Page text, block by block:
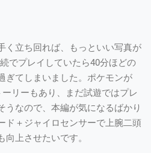
く立ち回れば、もっといい写真が
でプレイしていたら40分ほどの
ぎてしまいました。ポケモンが
リーもあり、まだ試遊ではプレ
うなので、本編が気になるばかり
ド＋ジャイロセンサーで上腕二頭
上させたいです。